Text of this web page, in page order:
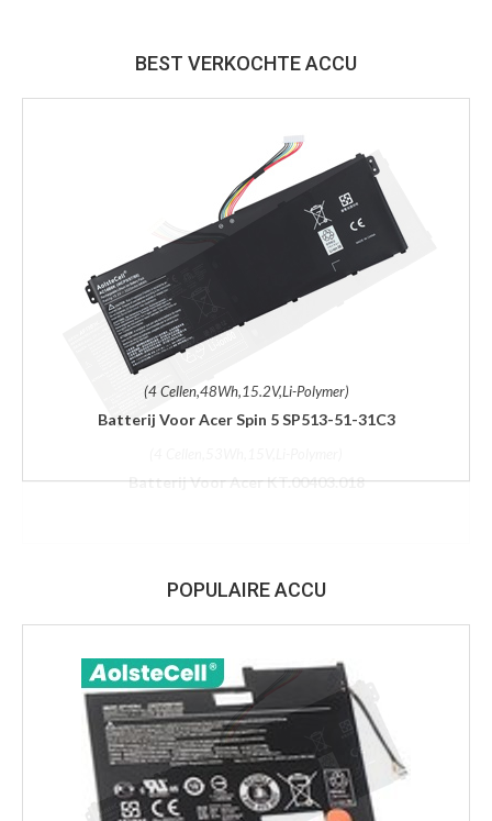
BEST VERKOCHTE ACCU
(4 Cellen,48Wh,15.2V,Li-Polymer)
Batterij Voor Acer Spin 5 SP513-51-31C3
POPULAIRE ACCU